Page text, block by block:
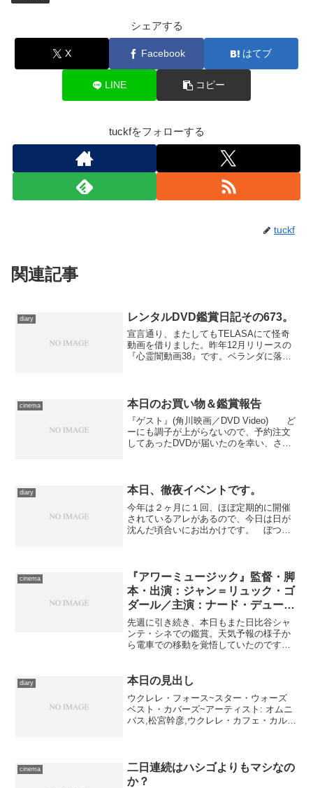
シェアする
X Facebook はてブ
LINE コピー
tuckfをフォローする
tuckf
関連記事
diary レンタルDVD鑑賞日記その673。
宣言通り、またしてもTELASAにて怪奇
動画を借りました。昨年12月リリースの
『心霊闇動画38』です。ベランダに落ち
直後にあり得...
cinema 本日のお買い物＆鑑賞報告
『ゲスト』(角川映画／DVD Video) ど
ーにも調子が上がらないので、予約注文
してあったDVDが届いたのを幸い、さっ
よって、日本...
diary 本日、徹夜イベントです。
今年は２ヶ月に１回、ほぼ定期的に開催
されているアレがあるので、今日は日が
沈んだ頃合いにお出かけです。 ぼつぼ
りでいましたが、若干間に...
cinema
『アワーミュージック』監督・脚
本・出演：ジャン＝リュック・ゴ
ダール／主演：ナード・デュー／
配給：Prenom H
先週に引き続き、本日もまた日比谷シャ
ンテ・シネでの鑑賞。天気予報の様子か
ら電車での移動を覚悟していたのです
ば丸の内オアゾの丸善にあるらしい歌野
晶午氏のサイン本をさきに購...
diary 本日の見出し
ウクレレ・フォース~スター・ウォーズ
ベスト・カバーズ~アーティスト: オムニ
バス,松宮幹彦,ウクレレ・カフェ・カルテ
cinema
二日連続はハシゴよりもマシなの
か？